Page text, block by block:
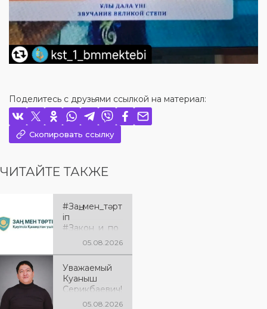
Поделитесь с друзьями ссылкой на материал:
Скопировать ссылку
ЧИТАЙТЕ ТАКЖЕ
#Заң_мен_тәрт
іп
#Закон_и_по
рядок05.08.2026
Уважаемый
Куаныш
Серикбаевич!
От всей05.08.2026